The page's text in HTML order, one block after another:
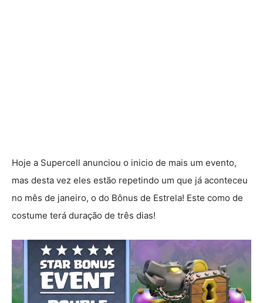
Hoje a Supercell anunciou o inicio de mais um evento,
mas desta vez eles estão repetindo um que já aconteceu
no mês de janeiro, o do Bônus de Estrela! Este como de
costume terá duração de três dias!